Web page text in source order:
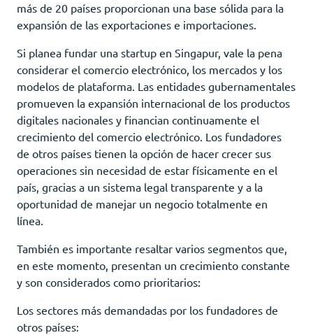
más de 20 países proporcionan una base sólida para la
expansión de las exportaciones e importaciones.
Si planea fundar una startup en Singapur, vale la pena
considerar el comercio electrónico, los mercados y los
modelos de plataforma. Las entidades gubernamentales
promueven la expansión internacional de los productos
digitales nacionales y financian continuamente el
crecimiento del comercio electrónico. Los fundadores
de otros países tienen la opción de hacer crecer sus
operaciones sin necesidad de estar físicamente en el
país, gracias a un sistema legal transparente y a la
oportunidad de manejar un negocio totalmente en
línea.
También es importante resaltar varios segmentos que,
en este momento, presentan un crecimiento constante
y son considerados como prioritarios:
Los sectores más demandadas por los fundadores de
otros países: